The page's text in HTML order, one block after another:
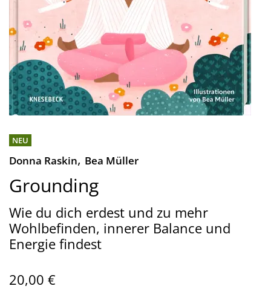
NEU
Donna Raskin, Bea Müller
Grounding
Wie du dich erdest und zu mehr
Wohlbefinden, innerer Balance und
Energie findest
20,00 €